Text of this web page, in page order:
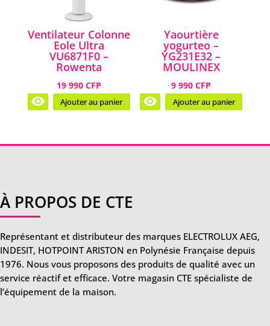
Ventilateur Colonne
Eole Ultra
VU6871F0 –
Rowenta
19 990 CFP
Ajouter au panier
Yaourtière
yogurteo –
YG231E32 –
MOULINEX
9 990 CFP
Ajouter au panier
À PROPOS DE CTE
Représentant et distributeur des marques ELECTROLUX AEG,
INDESIT, HOTPOINT ARISTON en Polynésie Française depuis
1976. Nous vous proposons des produits de qualité avec un
service réactif et efficace. Votre magasin CTE spécialiste de
l’équipement de la maison.